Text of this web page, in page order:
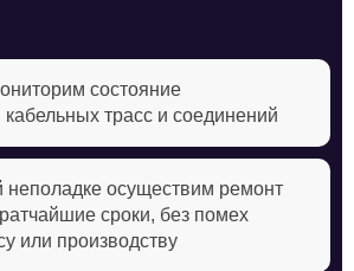
состояние
трасс и соединений
осуществим ремонт
сроки, без помех
или производству